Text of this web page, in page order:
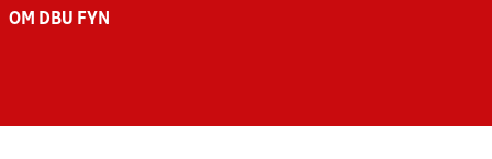
OM DBU FYN